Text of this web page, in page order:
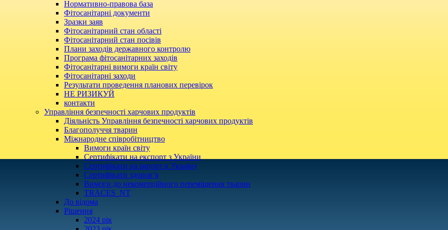
Нормативно-правова база
Фітосанітарні документи
Зразки заяв
Фітосанітарний стан області
Фітосанітарний стан посівів
Плани заходів державного контролю
Програма фітосанітарних заходів
Фітосанітарні вимоги країн світу
Фітосанітарні заходи
Результати проведення планових перевірок
НЕ РИЗИКУЙ
контакти
Управління безпечності харчових продуктів
Діяльність Управління безпечності харчових продуктів
Благополуччя тварин
Міжнародне співробітництво
Вимоги країн світу
Сертифікати на експорт з України
Сертифікати на імпорт в Україну
Сертифікати здоров’я
Вимоги до некомерційного переміщення тварин
TRACES_NT
До відома
Рішення
2024 рік